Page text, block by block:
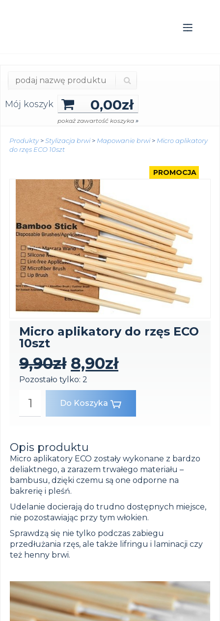
Mój koszyk 0,00zł
pokaż zawartość koszyka »
Produkty>Stylizacja brwi> Mapowanie brwi> Micro aplikatory
do rzęs ECO 10szt
Micro aplikatory do rzęs ECO
10szt
9,90zł 8,90zł
Pozostało tylko: 2
Do Koszyka
Opis produktu
Micro aplikatory ECO zostały wykonane z bardzo
deliaktnego, a zarazem trwałego materiału –
bambusu, dzięki czemu są one odporne na
bakrerię i pleśń.
Udelanie docierają do trudno dostępnych miejsce,
nie pozostawiając przy tym włokien.
Sprawdzą się nie tylko podczas zabiegu
przedłużania rzęs, ale także lifringu i laminacji czy
też henny brwi.